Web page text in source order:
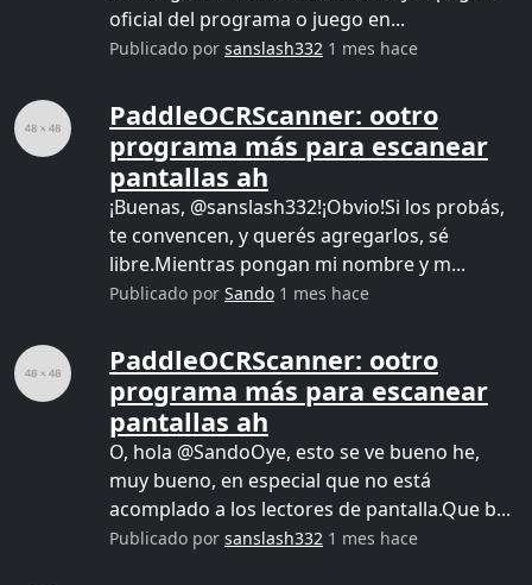
oficial del programa o juego en...
Publicado por sanslash332 1 mes hace
PaddleOCRScanner: ootro
programa más para escanear
pantallas ah
¡Buenas, @sanslash332!¡Obvio!Si los probás,
te convencen, y querés agregarlos, sé
libre.Mientras pongan mi nombre y m...
Publicado por Sando 1 mes hace
PaddleOCRScanner: ootro
programa más para escanear
pantallas ah
O, hola @SandoOye, esto se ve bueno he,
muy bueno, en especial que no está
acomplado a los lectores de pantalla.Que b...
Publicado por sanslash332 1 mes hace